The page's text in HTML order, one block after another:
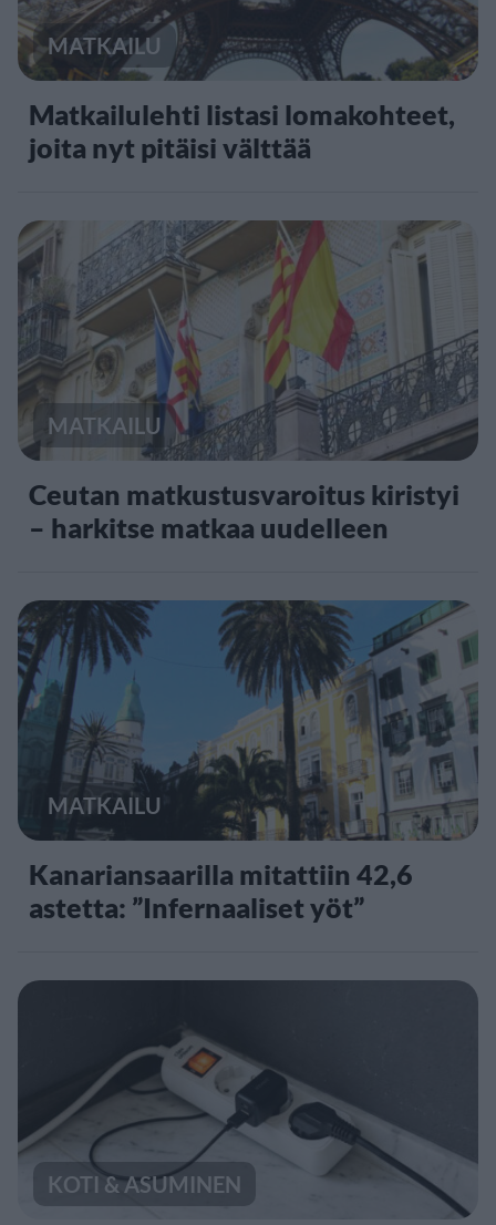
MATKAILU
Matkailulehti listasi lomakohteet,
joita nyt pitäisi välttää
MATKAILU
Ceutan matkustusvaroitus kiristyi
– harkitse matkaa uudelleen
MATKAILU
Kanariansaarilla mitattiin 42,6
astetta: ”Infernaaliset yöt”
KOTI & ASUMINEN